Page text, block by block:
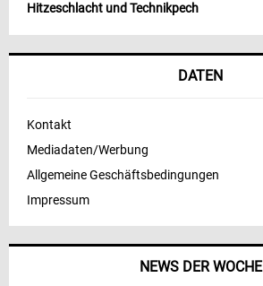
NEWS DER WOCHE
Hitzeschlacht und Technikpech
DATEN
Kontakt
Mediadaten/Werbung
Allgemeine Geschäftsbedingungen
Impressum